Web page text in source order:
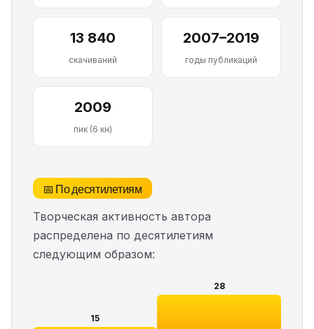
13 840
скачиваний
2007–2019
годы публикаций
2009
пик (6 кн)
📅 По десятилетиям
Творческая активность автора
распределена по десятилетиям
следующим образом:
15
28